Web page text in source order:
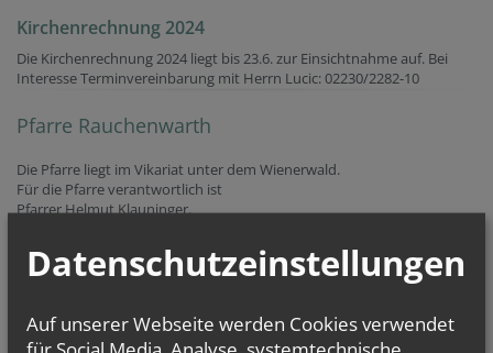
Kirchenrechnung 2024
Die Kirchenrechnung 2024 liegt bis 23.6. zur Einsichtnahme auf. Bei
Interesse Terminvereinbarung mit Herrn Lucic: 02230/2282-10
Pfarre Rauchenwarth
Die Pfarre liegt im Vikariat unter dem Wienerwald.
Für die Pfarre verantwortlich ist
Pfarrer Helmut Klauninger.
Die Pfarrkirche (1783) ist der Heiligen Magdalena (Gedenktag am 22.
Juli) geweiht.
… Taufe (weitereInfos
Datenschutzeinstellungen
Auf unserer Webseite werden Cookies verwendet